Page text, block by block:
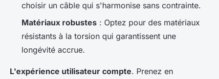
choisir un câble qui s'harmonise sans contrainte.
Matériaux robustes : Optez pour des matériaux
résistants à la torsion qui garantissent une
longévité accrue.
L'expérience utilisateur compte. Prenez en